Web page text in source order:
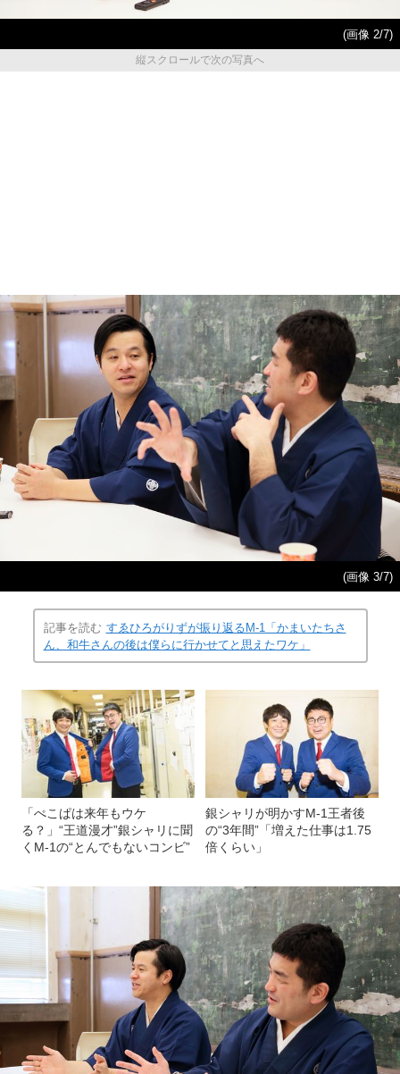
(画像 2/7)
縦スクロールで次の写真へ
(画像 3/7)
記事を読む すゑひろがりずが振り返るM-1「かまいたちさ
ん、和牛さんの後は僕らに行かせてと思えたワケ」
「ぺこぱは来年もウケ
る？」“王道漫才”銀シャリに聞
くM-1の“とんでもないコンビ”
銀シャリが明かすM-1王者後
の“3年間”「増えた仕事は1.75
倍くらい」